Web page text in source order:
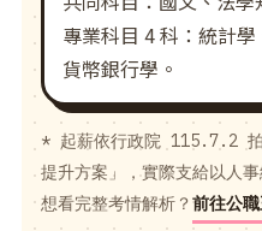
專業科目 4 科：統計
貨幣銀行學。
* 起薪依行政院 115.7.2 拍
提升方案」，實際支給以人事
想看完整考情解析？前往公